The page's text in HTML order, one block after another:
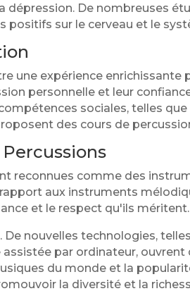
dépression. De nombreuses
positifs sur le cerveau et le
une expérience enrichissante
personnelle et leur
sociales, telles
des cours de
reconnues comme des
aux instruments
et le respect qu'ils méritent.
nouvelles technologies,
par ordinateur,
du monde et la
la diversité et la